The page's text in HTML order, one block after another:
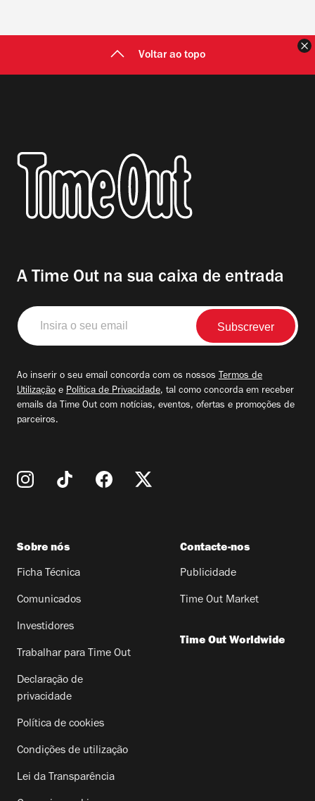
Voltar ao topo
A Time Out na sua caixa de entrada
Insira
o
seu
Ao inserir o seu email concorda com os nossos Termos de
Utilização e Política de Privacidade, tal como concorda em receber
emails da Time Out com notícias, eventos, ofertas e promoções de
parceiros.
Sobre nós
Ficha Técnica
Comunicados
Investidores
Trabalhar para Time Out
Declaração de
privacidade
Política de cookies
Condições de utilização
Lei da Transparência
Contacte-nos
Publicidade
Time Out Market
Time Out Worldwide